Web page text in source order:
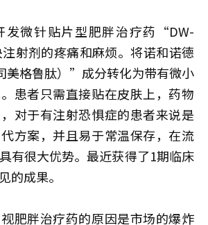
发微针贴片型肥胖治疗药“DW-
射剂的疼痛和麻烦。将诺和诺德
格鲁肽）”成分转化为带有微小
患者只需直接贴在皮肤上，药物
对于有注射恐惧症的患者来说是
方案，并且易于常温保存，在流
有很大优势。最近获得了1期临床
的成果。
肥胖治疗药的原因是市场的爆炸